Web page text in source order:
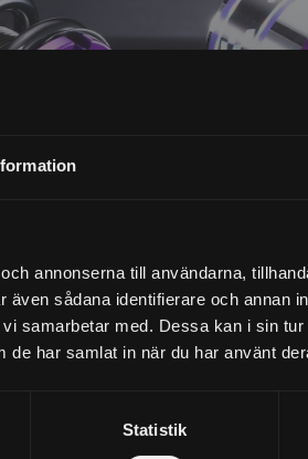
annonserna till användarna,
sådana identifierare och annan
samarbetar med. Dessa kan i sin
de har samlat in när du har använt
Statistik
i enlighet med vår